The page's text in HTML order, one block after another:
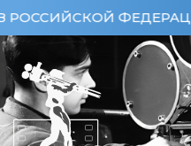
ФЕДЕРАЦИИ